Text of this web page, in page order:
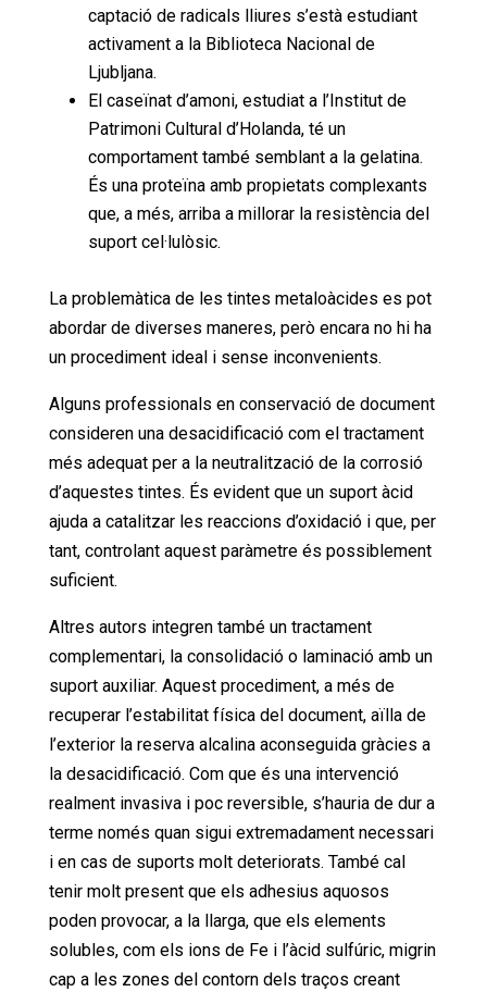
captació de radicals lliures s’està estudiant
activament a la Biblioteca Nacional de
Ljubljana.
El caseïnat d’amoni, estudiat a l’Institut de
Patrimoni Cultural d’Holanda, té un
comportament també semblant a la gelatina.
És una proteïna amb propietats complexants
que, a més, arriba a millorar la resistència del
suport cel·lulòsic.
La problemàtica de les tintes metaloàcides es pot
abordar de diverses maneres, però encara no hi ha
un procediment ideal i sense inconvenients.
Alguns professionals en conservació de document
consideren una desacidificació com el tractament
més adequat per a la neutralització de la corrosió
d’aquestes tintes. És evident que un suport àcid
ajuda a catalitzar les reaccions d’oxidació i que, per
tant, controlant aquest paràmetre és possiblement
suficient.
Altres autors integren també un tractament
complementari, la consolidació o laminació amb un
suport auxiliar. Aquest procediment, a més de
recuperar l’estabilitat física del document, aïlla de
l’exterior la reserva alcalina aconseguida gràcies a
la desacidificació. Com que és una intervenció
realment invasiva i poc reversible, s’hauria de dur a
terme només quan sigui extremadament necessari
i en cas de suports molt deteriorats. També cal
tenir molt present que els adhesius aquosos
poden provocar, a la llarga, que els elements
solubles, com els ions de Fe i l’àcid sulfúric, migrin
cap a les zones del contorn dels traços creant